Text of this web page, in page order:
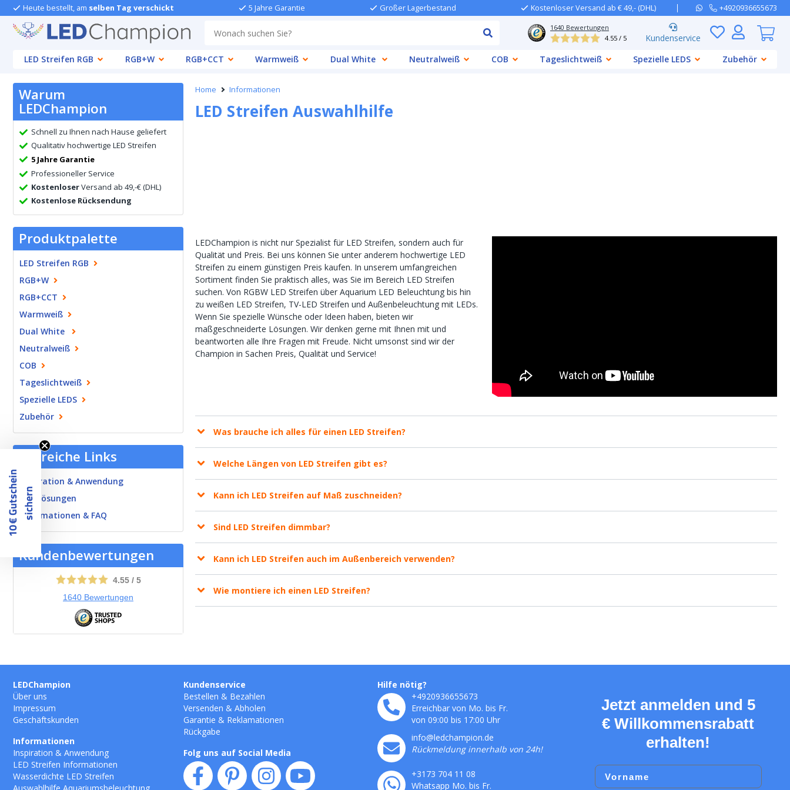
Heute bestellt, am selben Tag verschickt 5 Jahre Garantie Großer Lagerbestand Kostenloser Versand ab € 49,- (DHL) +4920936655673
1640 Bewertungen
4.55 / 5
Kundenservice
LED Streifen RGB
RGB+W RGB+CCT Warmweiß Dual White Neutralweiß COB Tageslichtweiß Spezielle LEDS Zubehör
Warum
LEDChampion
Schnell zu Ihnen nach Hause geliefert
Qualitativ hochwertige LED Streifen
5 Jahre Garantie
Professioneller Service
KostenloserVersand ab 49,-€ (DHL)
Kostenlose Rücksendung
Produktpalette
LED Streifen RGB
RGB+W
RGB+CCT
Warmweiß
Dual White
Neutralweiß
COB
Tageslichtweiß
Spezielle LEDS
Zubehör
Hilfreiche Links
Inspiration & Anwendung
B2B Lösungen
Informationen & FAQ
Kundenbewertungen
4.55/ 5
1640 Bewertungen
Home Informationen
LED Streifen Auswahlhilfe
LEDChampion is nicht nur Spezialist für LED Streifen, sondern auch für
Qualität und Preis. Bei uns können Sie unter anderem hochwertige LED
Streifen zu einem günstigen Preis kaufen. In unserem umfangreichen
Sortiment finden Sie praktisch alles, was Sie im Bereich LED Streifen
suchen. Von RGBW LED Streifen über Aquarium LED Beleuchtung bis hin
zu weißen LED Streifen, TV-LED Streifen und Außenbeleuchtung mit LEDs.
Wenn Sie spezielle Wünsche oder Ideen haben, bieten wir
maßgeschneiderte Lösungen. Wir denken gerne mit Ihnen mit und
beantworten alle Ihre Fragen mit Freude. Nicht umsonst sind wir der
Champion in Sachen Preis, Qualität und Service!
Was brauche ich alles für einen LED Streifen?
Welche Längen von LED Streifen gibt es?
Kann ich LED Streifen auf Maß zuschneiden?
Sind LED Streifen dimmbar?
Kann ich LED Streifen auch im Außenbereich verwenden?
Wie montiere ich einen LED Streifen?
LEDChampion
Über uns
Impressum
Geschäftskunden
Informationen
Inspiration & Anwendung
LED Streifen Informationen
Wasserdichte LED Streifen
Kundenservice
Bestellen & Bezahlen
Versenden & Abholen
Garantie & Reklamationen
Rückgabe
Folg uns auf Social Media
Hilfe nötig?
+4920936655673
Erreichbar von Mo. bis Fr.
von 09:00 bis 17:00 Uhr
info@ledchampion.de
Rückmeldung innerhalb von 24h!
+3173 704 11 08
Whatsapp Mo. bis Fr.
Jetzt anmelden und 5
€ Willkommensrabatt
erhalten!
Vorname
1
0
€
G
u
t
s
c
h
e
i
n
s
i
c
h
e
r n